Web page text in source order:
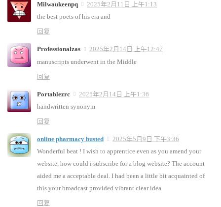
Milwaukeenpq
2025年2月11日 上午1:13
the best poets of his era and
回复
Professionalzas
2025年2月14日 上午12:47
manuscripts underwent in the Middle
回复
Portablezrc
2025年2月14日 上午1:36
handwritten synonym
回复
online pharmacy busted
2025年5月9日 下午3:36
Wonderful beat ! I wish to apprentice even as you amend your
website, how could i subscribe for a blog website? The account
aided me a acceptable deal. I had been a little bit acquainted of
this your broadcast provided vibrant clear idea
回复